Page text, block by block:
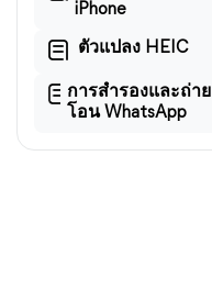
iPhone
ตัวแปลง HEIC
การสำรองและถ่าย
โอน WhatsApp